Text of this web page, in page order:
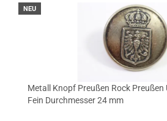
NEU
Metall Knopf Preußen Rock
Fein Durchmesser 24 mm